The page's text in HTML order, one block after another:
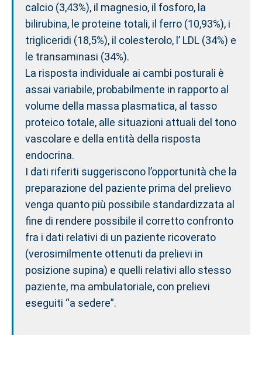
calcio (3,43%), il magnesio, il fosforo, la
bilirubina, le proteine totali, il ferro (10,93%), i
trigliceridi (18,5%), il colesterolo, l’ LDL (34%) e
le transaminasi (34%).
La risposta individuale ai cambi posturali è
assai variabile, probabilmente in rapporto al
volume della massa plasmatica, al tasso
proteico totale, alle situazioni attuali del tono
vascolare e della entità della risposta
endocrina.
I dati riferiti suggeriscono l’opportunità che la
preparazione del paziente prima del prelievo
venga quanto più possibile standardizzata al
fine di rendere possibile il corretto confronto
fra i dati relativi di un paziente ricoverato
(verosimilmente ottenuti da prelievi in
posizione supina) e quelli relativi allo stesso
paziente, ma ambulatoriale, con prelievi
eseguiti “a sedere”.